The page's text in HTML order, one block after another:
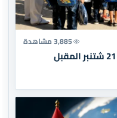
3,885 مشاهدة